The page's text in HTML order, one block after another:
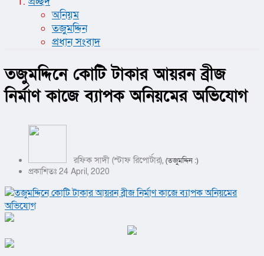
অনিয়ম
তজুমদ্দিন
প্রধান সংবাদ
তজুমদ্দিনে কোটি টাকার আয়রন ব্রীজ
নির্মাণ কাজে ব্যাপক অনিয়মের অভিযোগ
রফিক সাদী (স্টাফ রিপোর্টার), (তজুমদ্দিন :)
প্রকাশিতঃ 24 April, 2020